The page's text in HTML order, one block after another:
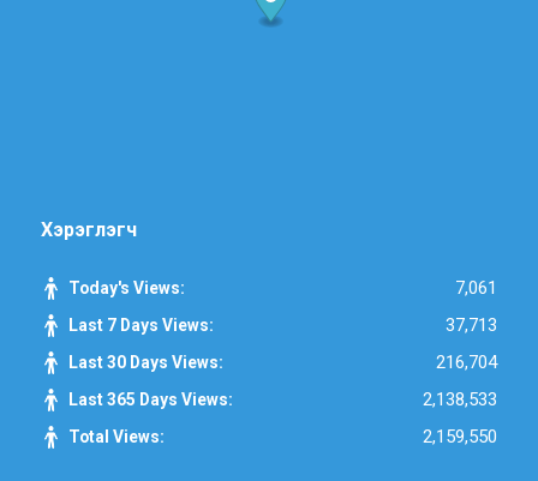
Хэрэглэгч
Today's Views: 7,061
Last 7 Days Views: 37,713
Last 30 Days Views: 216,704
Last 365 Days Views: 2,138,533
Total Views: 2,159,550